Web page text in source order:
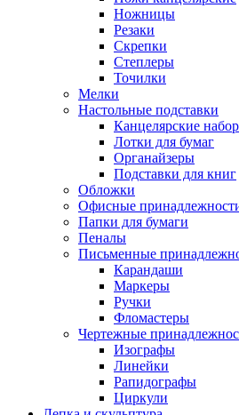
Ножницы
Резаки
Скрепки
Степлеры
Точилки
Мелки
Настольные подставки
Канцелярские
Лотки для бумаг
Органайзеры
Подставки для книг
Обложки
Офисные
Папки для бумаги
Пеналы
Письменные
Карандаши
Маркеры
Ручки
Фломастеры
Чертежные
Изографы
Линейки
Рапидографы
Циркули